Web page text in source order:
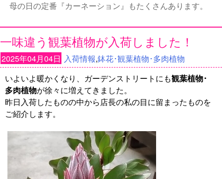
母の日の定番『カーネーション』もたくさんあります。
一味違う観葉植物が入荷しました！
2025年04月04日 入荷情報,鉢花･観葉植物･多肉植物
いよいよ暖かくなり、ガーデンストリートにも観葉植物･
多肉植物が徐々に増えてきました。
昨日入荷したものの中から店長の私の目に留まったものを
ご紹介します。